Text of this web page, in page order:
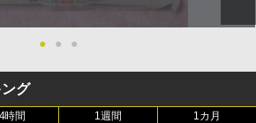
● ● ●
グ
時間 1週間 1カ月